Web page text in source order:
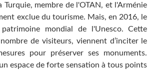
membre de l'OTAN, et l'Arménie
exclue du tourisme. Mais, en 2016, le
mondial de l'Unesco. Cette
de visiteurs, viennent d’inciter le
pour préserver ses monuments.
espace de forte sensation à tous points